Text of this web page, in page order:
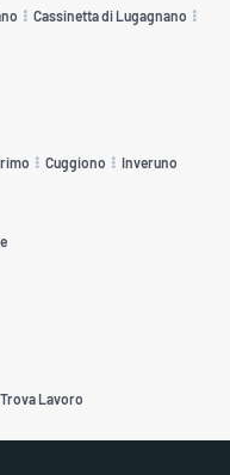
Cassinetta di Lugagnano
Cuggiono Inveruno
Trova Lavoro